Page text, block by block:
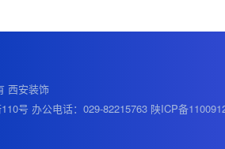
西安装饰
号 办公电话：029-82215763 陕ICP备